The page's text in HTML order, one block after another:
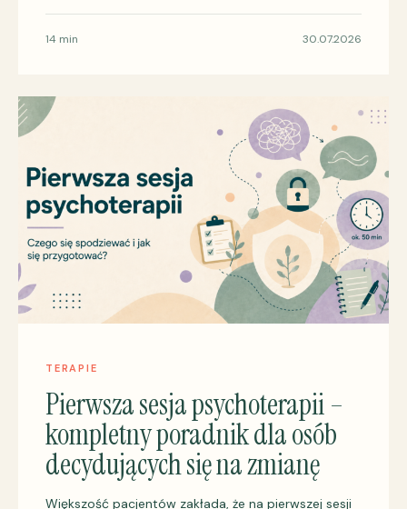
14 min 30.07.2026
TERAPIE
Pierwsza sesja psychoterapii –
kompletny poradnik dla osób
decydujących się na zmianę
Większość pacjentów zakłada, że na pierwszej sesji